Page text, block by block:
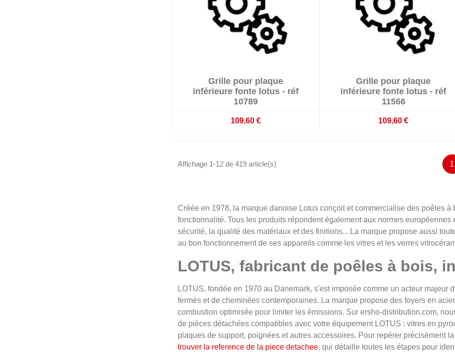
Délai 3-4 semaines
Grille pour plaque
inférieure fonte lotus - réf
10789
109,60 €
Délai 3-4 semaines
Grille pour plaque
inférieure fonte lotus - réf
11566
109,60 €
Affichage 1-12 de 419 article(s) 1
Créée en 1978, la marque danoise Lotus conçoit et commercialise des poêles
fonctionnalité. Tous les produits répondent également aux normes
sécurité, la qualité des matériaux et des finitions... La marque propose aussi
au bon fonctionnement de ses appareils comme les vitres et les verres
LOTUS, fabricant de poêles à bois,
LOTUS, fondée en 1970 au Danemark, s'est imposée comme un acteur majeur
fermés et de cheminées contemporaines. La marque propose des foyers en
combustion optimisée pour limiter les émissions. Sur ersho-distribution.com,
de pièces détachées compatibles avec votre équipement LOTUS : vitres en
plaques de support, poignées et autres accessoires. Pour repérer précisément
trouver la reference de la piece detachee, qui détaille toutes les étapes pour